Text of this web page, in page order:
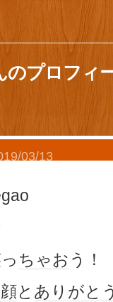
プロフィ
03/13
ちゃお う！
と ありがと